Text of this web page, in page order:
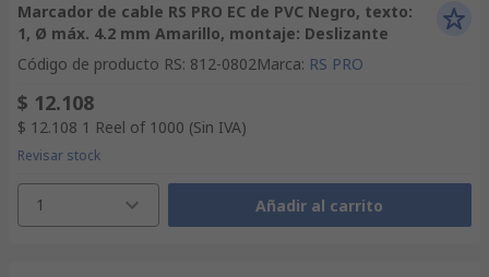
Marcador de cable RS PRO EC de PVC Negro, texto:
1, Ø máx. 4.2 mm Amarillo, montaje: Deslizante
Código de producto RS: 812-0802Marca: RS PRO
$ 12.108
$ 12.108 1 Reel of 1000 (Sin IVA)
Revisar stock
1 Añadir al carrito